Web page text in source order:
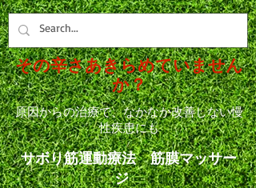
その辛さあきらめていません
か？
原因からの治療で、なかなか改善しない慢
性疾患にも
サボり筋運動療法 筋膜マッサー
ジ